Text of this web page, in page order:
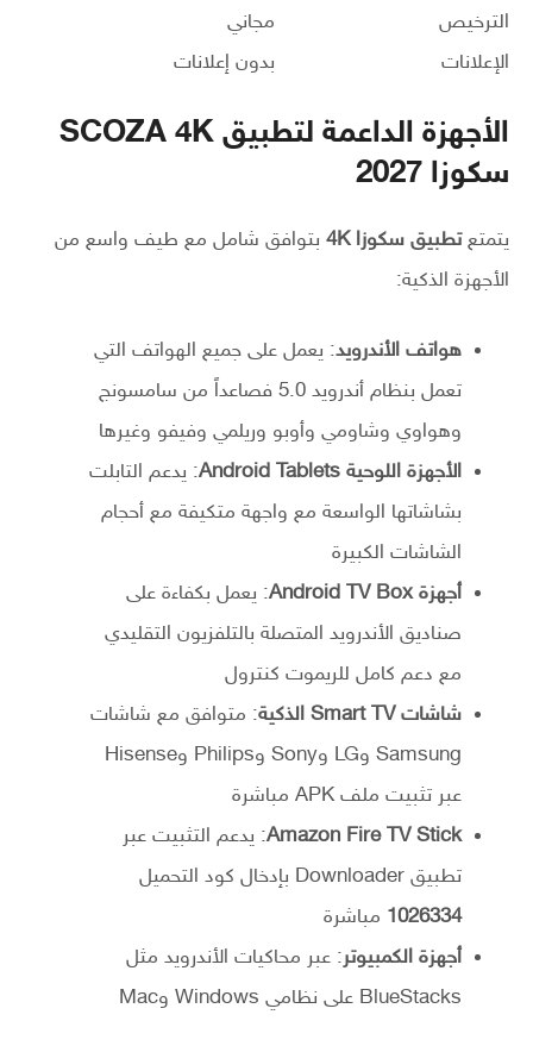
الترخيص
مجاني
الإعلانات
بدون إعلانات
الأجهزة الداعمة لتطبيق SCOZA 4K
سكوزا 2027
يتمتعتطبيق سكوزا 4K
بتوافق شامل مع طيف واسع من
الأجهزة الذكية:
هواتف الأندرويد: يعمل على جميع الهواتف التي
تعمل بنظام أندرويد 5.0 فصاعداً من سامسونج
وهواوي وشاومي وأوبو وريلمي وفيفو وغيرها
الأجهزة اللوحية Android Tablets
: يدعم التابلت
بشاشاتها الواسعة مع واجهة متكيفة مع أحجام
الشاشات الكبيرة
أجهزة Android TV Box
: يعمل بكفاءة على
صناديق الأندرويد المتصلة بالتلفزيون التقليدي
مع دعم كامل للريموت كنترول
شاشات Smart TV الذكية
: متوافق مع شاشات
Samsung وLG وSony وPhilips وHisense
عبر تثبيت ملف APK مباشرة
Amazon Fire TV Stick: يدعم التثبيت عبر
تطبيق Downloader بإدخال كود التحميل
1026334 مباشرة
أجهزة الكمبيوتر: عبر محاكيات الأندرويد مثل
BlueStacks على نظامي Windows وMac